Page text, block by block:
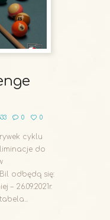
0 0
cyklu
do
odbędą się:
– 26.09.2021r.